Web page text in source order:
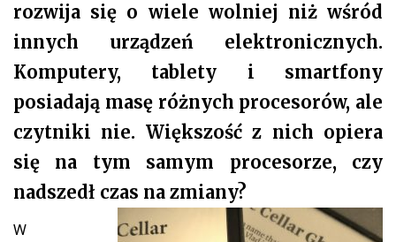
rozwija się o wiele wolniej niż wśród
innych urządzeń elektronicznych.
Komputery, tablety i smartfony
posiadają masę różnych procesorów, ale
czytniki nie. Większość z nich opiera
się na tym samym procesorze, czy
nadszedł czas na zmiany?
W